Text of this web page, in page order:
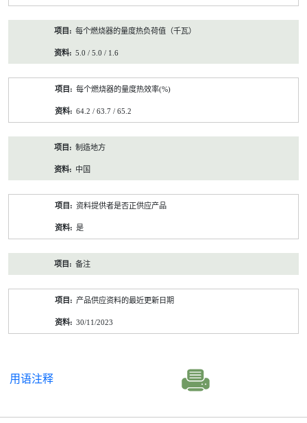
每个燃烧器的量度热负荷值（千瓦）
5.0 / 5.0 / 1.6
每个燃烧器的量度热效率(%)
64.2 / 63.7 / 65.2
制造地方
中国
资料提供者是否正供应产品
是
备注
产品供应资料的最近更新日期
30/11/2023
用语注释